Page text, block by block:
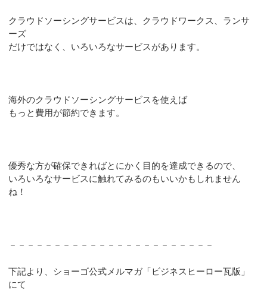
クラウドソーシングサービスは、クラウドワークス、ランサ
ーズ
だけではなく、いろいろなサービスがあります。
海外のクラウドソーシングサービスを使えば
もっと費用が節約できます。
優秀な方が確保できればとにかく目的を達成できるので、
いろいろなサービスに触れてみるのもいいかもしれません
ね！
－－－－－－－－－－－－－－－－－－－－－－－
下記より、ショーゴ公式メルマガ「ビジネスヒーロー瓦版」
にて